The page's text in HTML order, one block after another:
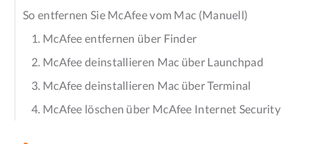
So entfernen Sie McAfee vom Mac (Manuell)
1. McAfee entfernen über Finder
2. McAfee deinstallieren Mac über Launchpad
3. McAfee deinstallieren Mac über Terminal
4. McAfee löschen über McAfee Internet Security